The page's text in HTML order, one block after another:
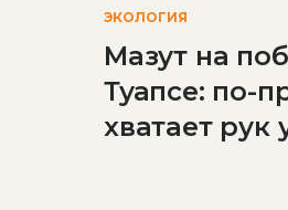
ЭКОЛОГИЯ
Мазут на
Туапсе: по-
хватает рук